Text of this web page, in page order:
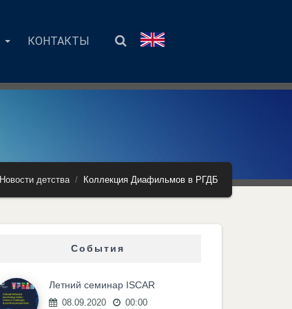
КОНТАКТЫ
Новости детства Коллекция Диафильмов в РГДБ
События
Летний семинар ISCAR
08.09.2020 00:00